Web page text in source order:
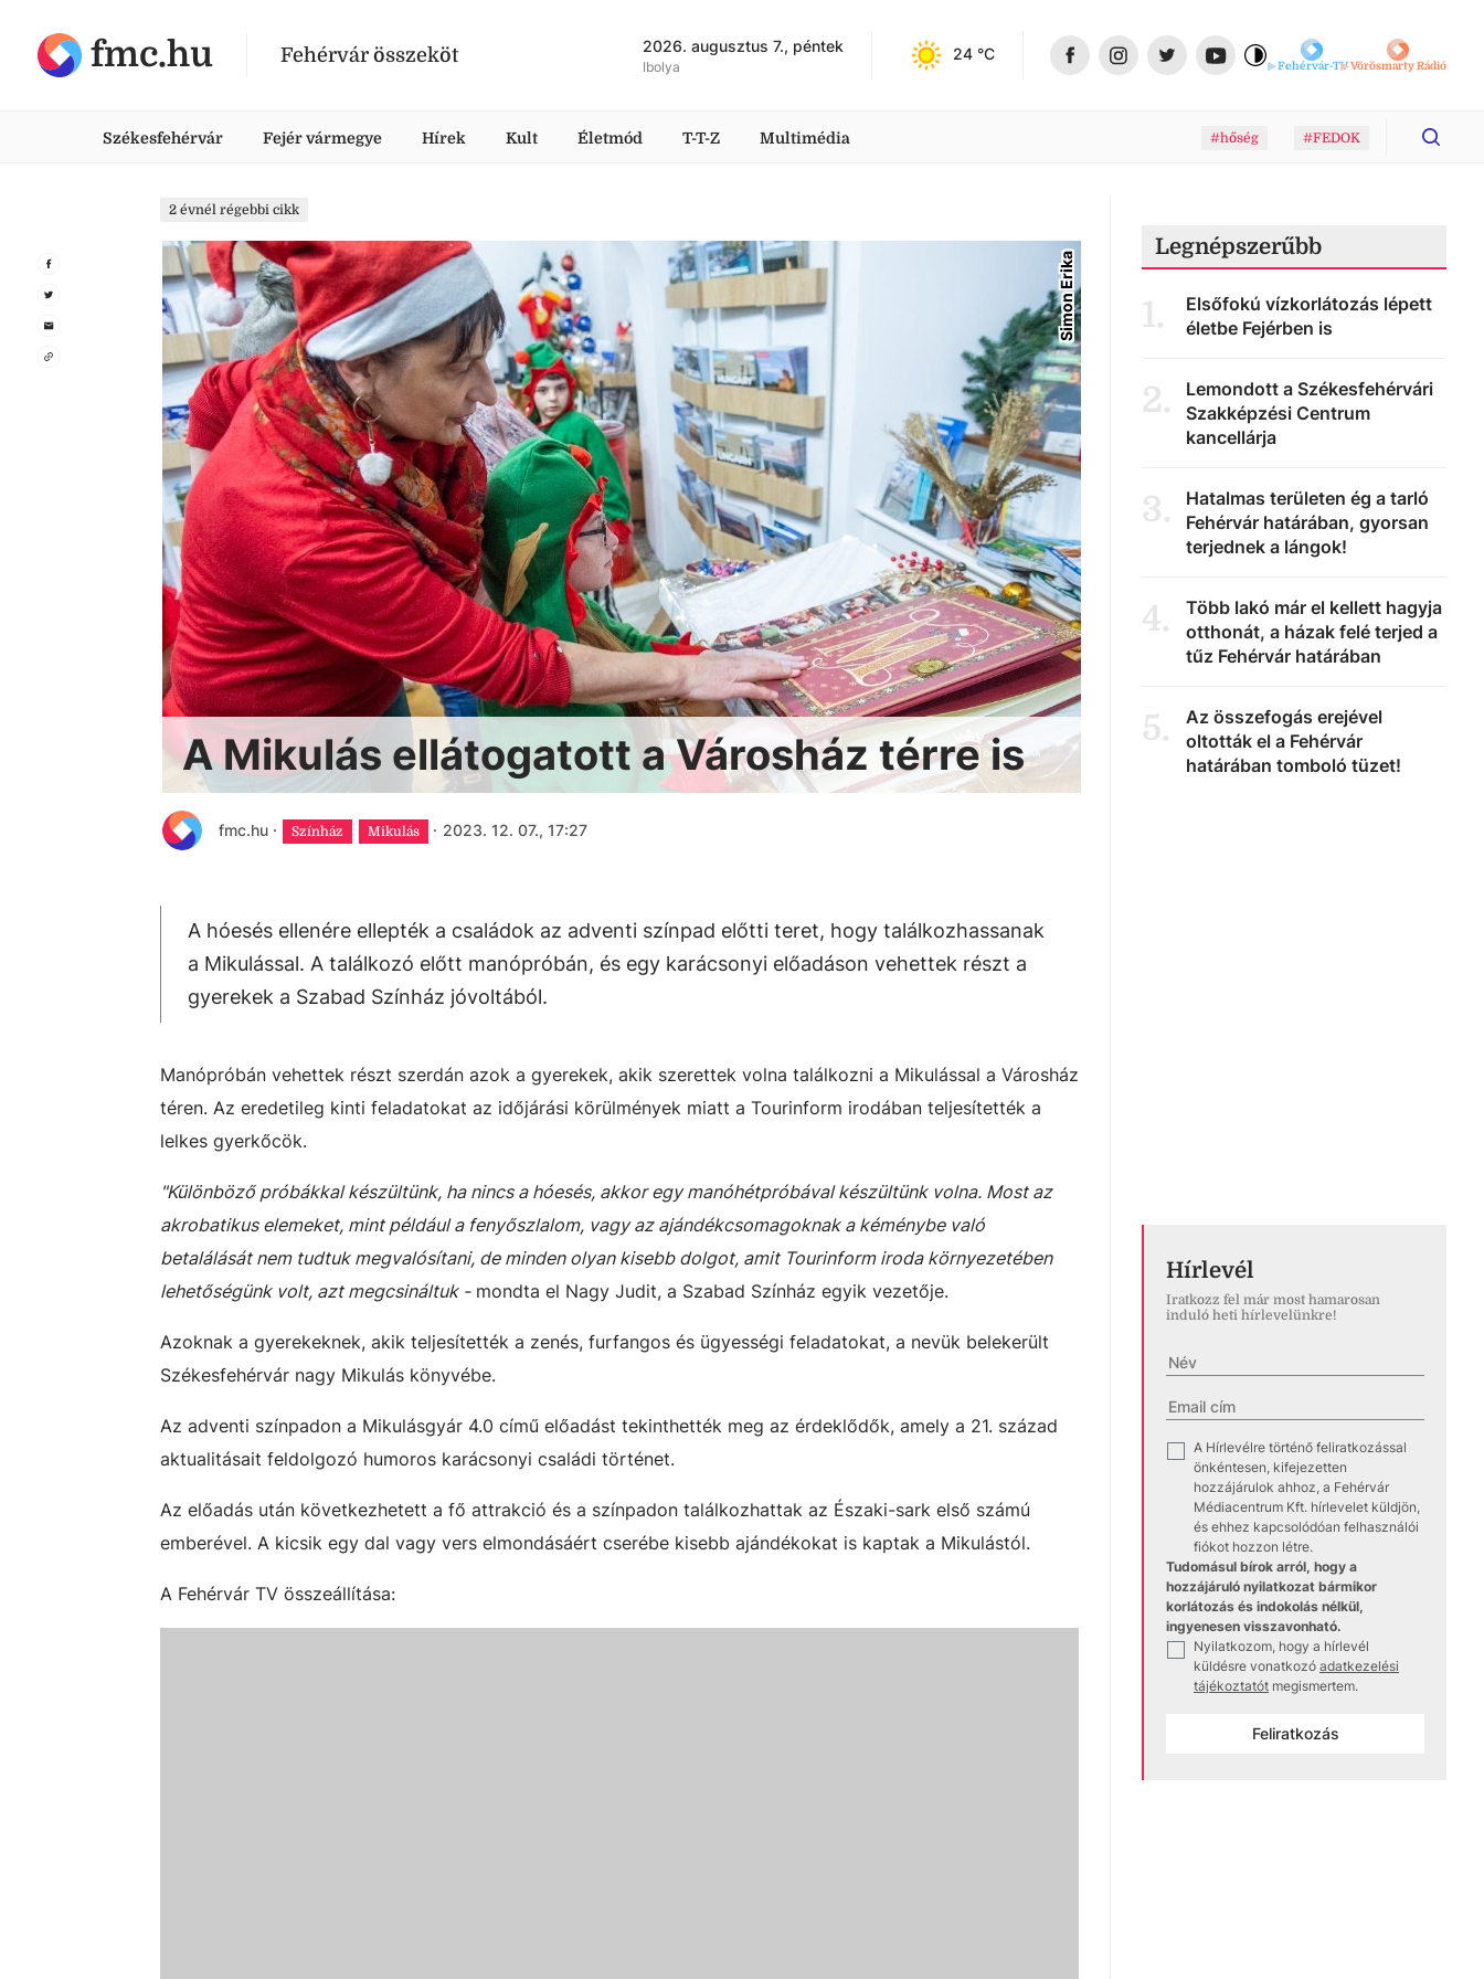
fmc.hu Fehérvár összeköt 2026. augusztus 7., péntek
Ibolya
24 °C
Fehérvár-TVVörösmarty Rádió
Székesfehérvár Fejér vármegye Hírek Kult Életmód T-T-Z Multimédia #hőség #FEDOK
2 évnél régebbi cikk
Simon Erika
A Mikulás ellátogatott a Városház térre is
fmc.hu · Színház Mikulás · 2023. 12. 07., 17:27
A hóesés ellenére ellepték a családok az adventi színpad előtti teret, hogy találkozhassanak
a Mikulással. A találkozó előtt manópróbán, és egy karácsonyi előadáson vehettek részt a
gyerekek a Szabad Színház jóvoltából.
Manópróbán vehettek részt szerdán azok a gyerekek, akik szerettek volna találkozni a Mikulással a Városház
téren. Az eredetileg kinti feladatokat az időjárási körülmények miatt a Tourinform irodában teljesítették a
lelkes gyerkőcök.
"Különböző próbákkal készültünk, ha nincs a hóesés, akkor egy manóhétpróbával készültünk volna. Most az
akrobatikus elemeket, mint például a fenyőszlalom, vagy az ajándékcsomagoknak a kéménybe való
betalálását nem tudtuk megvalósítani, de minden olyan kisebb dolgot, amit Tourinform iroda környezetében
lehetőségünk volt, azt megcsináltuk -mondta el Nagy Judit, a Szabad Színház egyik vezetője.
Azoknak a gyerekeknek, akik teljesítették a zenés, furfangos és ügyességi feladatokat, a nevük belekerült
Székesfehérvár nagy Mikulás könyvébe.
Az adventi színpadon a Mikulásgyár 4.0 című előadást tekinthették meg az érdeklődők, amely a 21. század
aktualitásait feldolgozó humoros karácsonyi családi történet.
Az előadás után következhetett a fő attrakció és a színpadon találkozhattak az Északi-sark első számú
emberével. A kicsik egy dal vagy vers elmondásáért cserébe kisebb ajándékokat is kaptak a Mikulástól.
A Fehérvár TV összeállítása:
Legnépszerűbb
1.
Elsőfokú vízkorlátozás lépett
életbe Fejérben is
2.
Lemondott a Székesfehérvári
Szakképzési Centrum
kancellárja
3.
Hatalmas területen ég a tarló
Fehérvár határában, gyorsan
terjednek a lángok!
4.
Több lakó már el kellett hagyja
otthonát, a házak felé terjed a
tűz Fehérvár határában
5.
Az összefogás erejével
oltották el a Fehérvár
határában tomboló tüzet!
Hírlevél
Iratkozz fel már most hamarosan
induló heti hírlevelünkre!
A Hírlevélre történő feliratkozással
önkéntesen, kifejezetten
hozzájárulok ahhoz, a Fehérvár
Médiacentrum Kft. hírlevelet küldjön,
és ehhez kapcsolódóan felhasználói
fiókot hozzon létre.
Tudomásul bírok arról, hogy a
hozzájáruló nyilatkozat bármikor
korlátozás és indokolás nélkül,
ingyenesen visszavonható.
Nyilatkozom, hogy a hírlevél
küldésre vonatkozó adatkezelési
tájékoztatót megismertem.
Feliratkozás